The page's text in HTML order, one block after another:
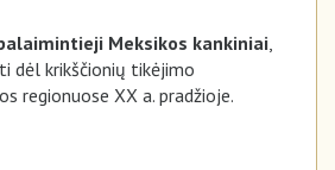
Meksikos kankiniai
dėl krikščionių tikėjimo
regionuose XX a. pradžioje.